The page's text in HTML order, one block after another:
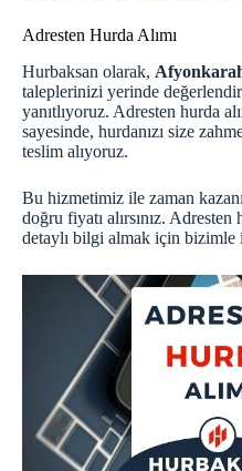
Adresten Hurda Alımı
Hurbaksan olarak,
taleplerinizi yerinde
yanıtlıyoruz. Adresten hurda
sayesinde, hurdanızı size
teslim alıyoruz.
Bu hizmetimiz ile zaman
doğru fiyatı alırsınız. Adresten
detaylı bilgi almak için bizimle